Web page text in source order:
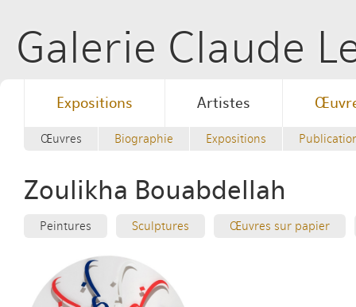
Galerie Claude
Expositions Artistes
Œuvres Biographie Expositions
Zoulikha Bouabdellah
Peintures Sculptures Œuvres sur papier